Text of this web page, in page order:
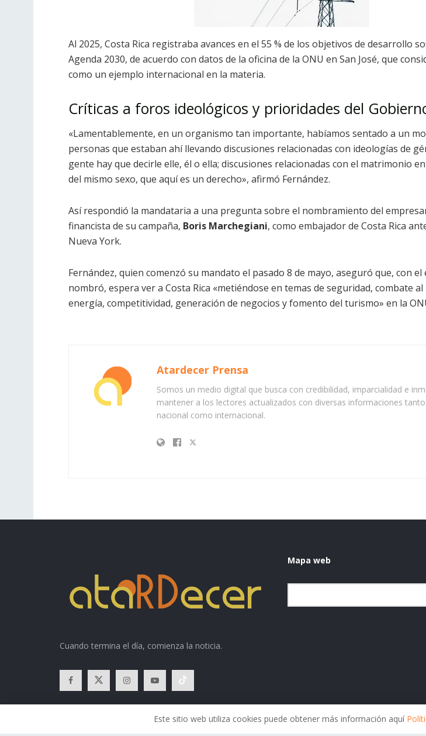
Al 2025, Costa Rica registraba avances en el 55 % de los objetivos de desarrollo
Agenda 2030, de acuerdo con datos de la oficina de la ONU en San José, que
como un ejemplo internacional en la materia.
Críticas a foros ideológicos y prioridades del
«Lamentablemente, en un organismo tan importante, habíamos sentado a un
personas que estaban ahí llevando discusiones relacionadas con ideologías de
gente hay que decirle elle, él o ella; discusiones relacionadas con el matrimonio
del mismo sexo, que aquí es un derecho», afirmó Fernández.
Así respondió la mandataria a una pregunta sobre el nombramiento del
financista de su campaña, Boris Marchegiani, como embajador de Costa Rica
Nueva York.
Fernández, quien comenzó su mandato el pasado 8 de mayo, aseguró que, con
nombró, espera ver a Costa Rica «metiéndose en temas de seguridad, combate al
energía, competitividad, generación de negocios y fomento del turismo» en la
Atardecer Prensa
Somos un medio digital que busca con credibilidad, imparcialidad e
mantener a los lectores actualizados con diversas informaciones
nacional como internacional.
Cuando termina el día, comienza la noticia.
Mapa web
Este sitio web utiliza cookies puede obtener más información aquí